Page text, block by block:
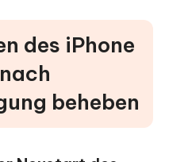
des iPhone
beheben